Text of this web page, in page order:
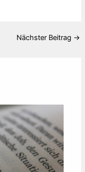
Nächster Beitrag →